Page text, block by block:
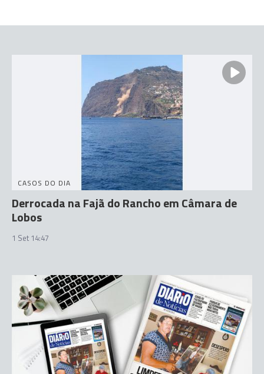
CASOS DO DIA
Derrocada na Fajã do Rancho em Câmara de
Lobos
1 Set 14:47